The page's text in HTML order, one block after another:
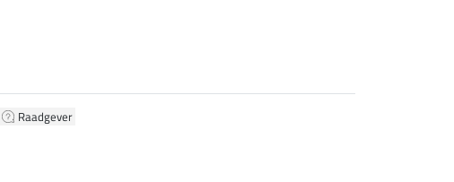
Raadgever